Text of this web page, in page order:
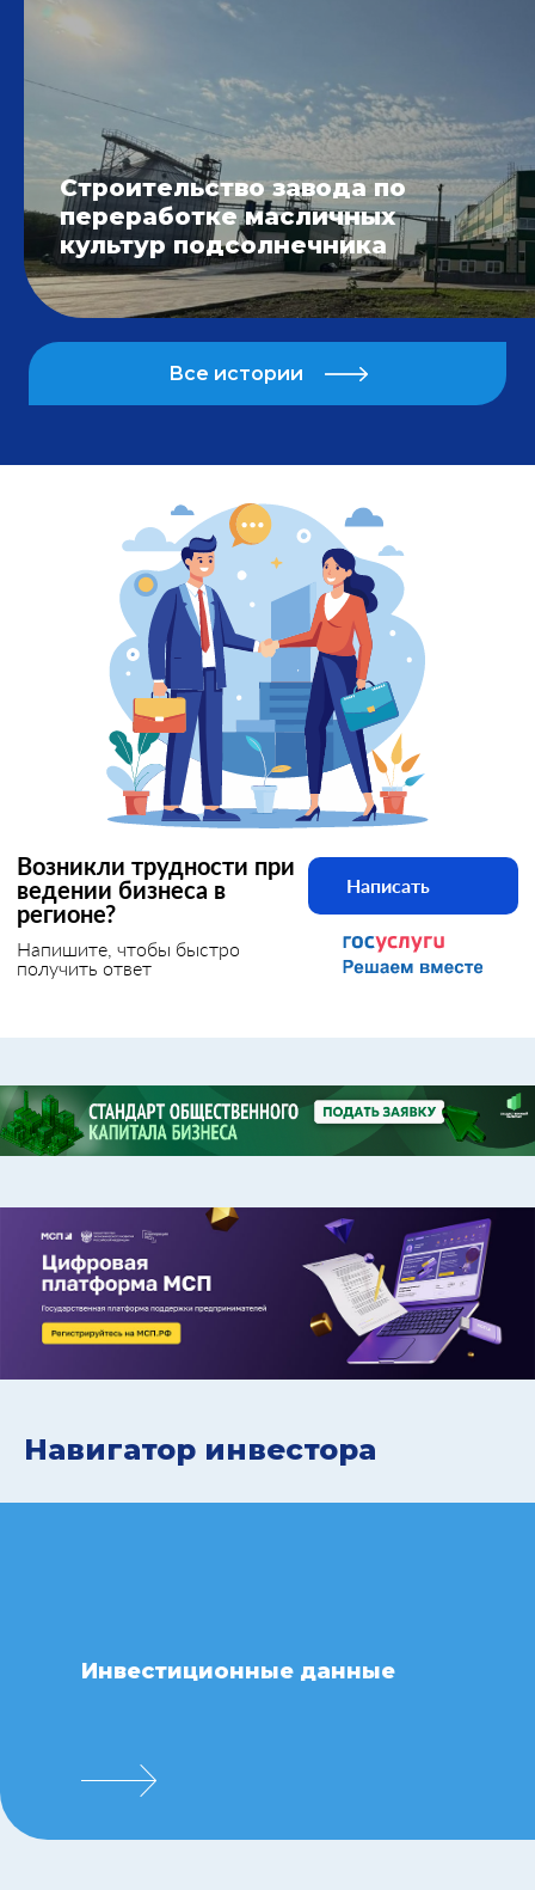
Строительство завода по
переработке масличных
культур подсолнечника
Все истории
Возникли трудности при
ведении бизнеса в
регионе?
Напишите, чтобы быстро
получить ответ
Написать
Навигатор инвестора
Инвестиционные данные